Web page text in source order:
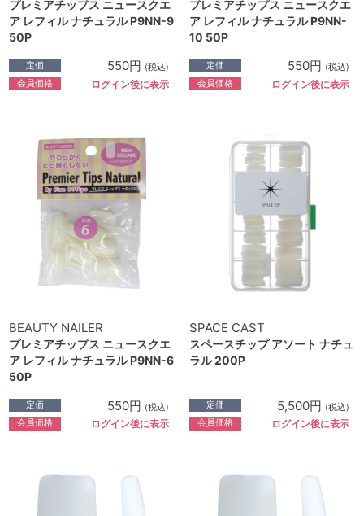
プレミアチップス ニュースクエ
ア レフィル ナチュラル P9NN-9
50P
定価 550円 (税込)
会員価格 ログイン後に表示
プレミアチップス ニュースクエ
ア レフィル ナチュラル P9NN-
10 50P
定価 550円 (税込)
会員価格 ログイン後に表示
BEAUTY NAILER
プレミアチップス ニュースクエ
ア レフィル ナチュラル P9NN-6
50P
定価 550円 (税込)
会員価格 ログイン後に表示
SPACE CAST
スペースチップ アソート ナチュ
ラル 200P
定価 5,500円 (税込)
会員価格 ログイン後に表示